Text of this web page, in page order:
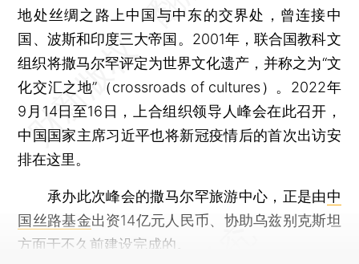
地处丝绸之路上中国与中东的交界处，曾连接中
国、波斯和印度三大帝国。2001年，联合国教科文
组织将撒马尔罕评定为世界文化遗产，并称之为“文
化交汇之地”（crossroads of cultures）。2022年
9月14日至16日，上合组织领导人峰会在此召开，
中国国家主席习近平也将新冠疫情后的首次出访安
排在这里。
承办此次峰会的撒马尔罕旅游中心，正是由中
国丝路基金出资14亿元人民币、协助乌兹别克斯坦
方面于不久前建设完成的。